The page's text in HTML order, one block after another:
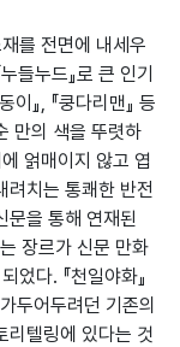
를 전면에 내세우
들누드』로 큰 인기
이』, 『쿵다리맨』 등
만의 색을 뚜렷하
얽매이지 않고 엽
려치는 통쾌한 반전
문을 통해 연재된
장르가 신문 만화
다. 『천일야화』
두어두려던 기존의
리텔링에 있다는 것